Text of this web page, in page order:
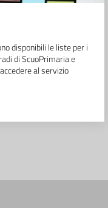
disponibili le liste per i
di ScuoPrimaria e
al servizio